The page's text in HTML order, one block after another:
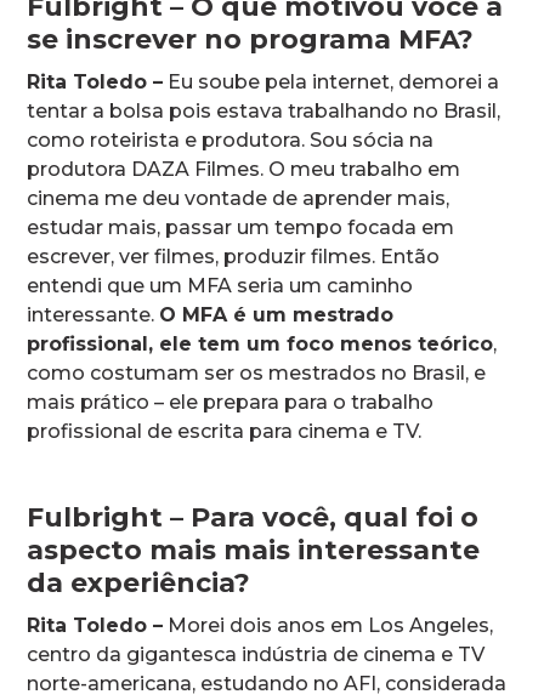
Fulbright – O que motivou você a
se inscrever no programa MFA?
Rita Toledo – Eu soube pela internet, demorei a
tentar a bolsa pois estava trabalhando no Brasil,
como roteirista e produtora. Sou sócia na
produtora DAZA Filmes. O meu trabalho em
cinema me deu vontade de aprender mais,
estudar mais, passar um tempo focada em
escrever, ver filmes, produzir filmes. Então
entendi que um MFA seria um caminho
interessante. O MFA é um mestrado
profissional, ele tem um foco menos teórico,
como costumam ser os mestrados no Brasil, e
mais prático – ele prepara para o trabalho
profissional de escrita para cinema e TV.
Fulbright – Para você, qual foi o
aspecto mais mais interessante
da experiência?
Rita Toledo – Morei dois anos em Los Angeles,
centro da gigantesca indústria de cinema e TV
norte-americana, estudando no AFI, considerada